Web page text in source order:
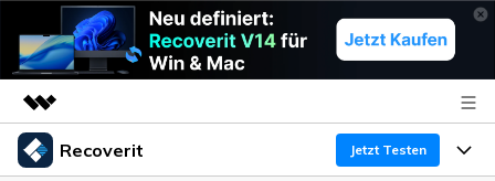
Top-Produkte
Recoverit Jetzt Testen